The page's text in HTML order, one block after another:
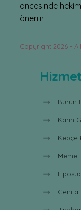
öncesinde
önerilir.
Copyright 2026 -
Burun
Karın
Kepçe
Meme